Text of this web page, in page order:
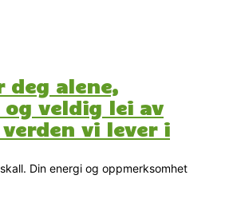
deg alene,
veldig lei av
vi lever i
Din energi og oppmerksomhet